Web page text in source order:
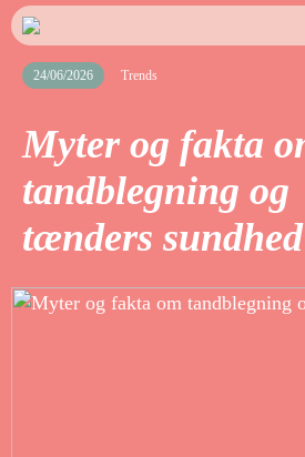
24/06/2026 Trends
Myter og fakta
tandblegning og
tænders sundhed